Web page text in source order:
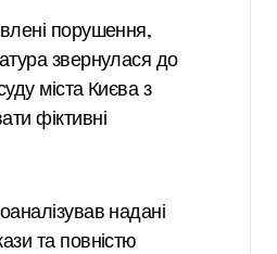
порушення,
звернулася до
міста Києва з
фіктивні
надані
та повністю